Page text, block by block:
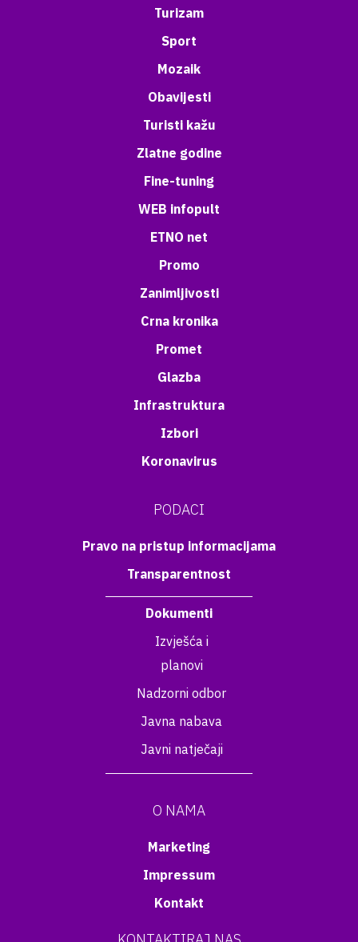
Turizam
Sport
Mozaik
Obavijesti
Turisti kažu
Zlatne godine
Fine-tuning
WEB infopult
ETNO net
Promo
Zanimljivosti
Crna kronika
Promet
Glazba
Infrastruktura
Izbori
Koronavirus
PODACI
Pravo na pristup informacijama
Transparentnost
Dokumenti
Izvješća i
planovi
Nadzorni odbor
Javna nabava
Javni natječaji
O NAMA
Marketing
Impressum
Kontakt